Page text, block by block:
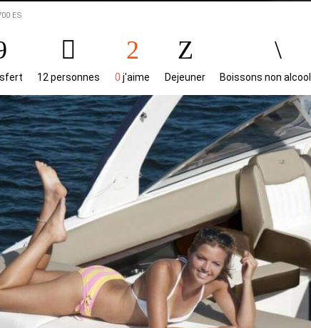
ES
12 personnes 0 j'aime Dejeuner Boissons non